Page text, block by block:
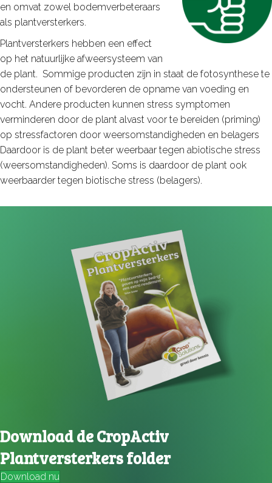
en omvat zowel bodemverbeteraars
als plantversterkers.
Plantversterkers hebben een effect
op het natuurlijke afweersysteem van
de plant. Sommige producten zijn in staat de fotosynthese te
ondersteunen of bevorderen de opname van voeding en
vocht. Andere producten kunnen stress symptomen
verminderen door de plant alvast voor te bereiden (priming)
op stressfactoren door weersomstandigheden en belagers
Daardoor is de plant beter weerbaar tegen abiotische stress
(weersomstandigheden). Soms is daardoor de plant ook
weerbaarder tegen biotische stress (belagers).
Download de CropActiv
Plantversterkers folder
Download nu